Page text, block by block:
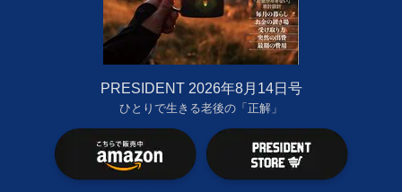
PRESIDENT 2026年8月14日号
ひとりで生きる老後の「正解」